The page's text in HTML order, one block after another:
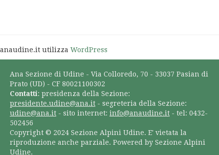
anaudine.it utilizza WordPress
Ana Sezione di Udine - Via Colloredo, 70 - 33037 Pasian di
Prato (UD) - CF 80021100302
Contatti: presidenza della Sezione:
presidente.udine@ana.it - segreteria della Sezione:
udine@ana.it - sito internet: info@anaudine.it - tel: 0432-
502456
Copyright © 2024 Sezione Alpini Udine. E' vietata la
riproduzione anche parziale. Powered by Sezione Alpini
Udine.